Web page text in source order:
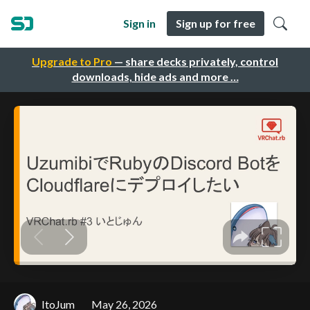
Upgrade to Pro — share decks privately, control
downloads, hide ads and more …
Sign in Sign up for free
ItoJum May 26, 2026